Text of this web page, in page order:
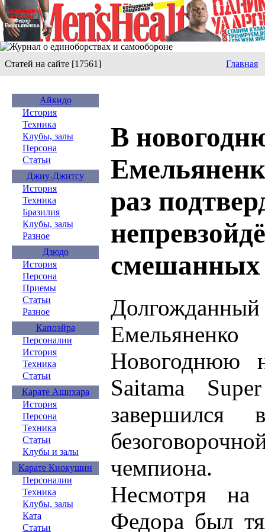
Статей на сайте [17561] Главная
Айкидо
История
Техника
Клубы, залы
Персона
Статьи
Джиу-Джитсу
История
Техника
Бразилия
Клубы, залы
Разное
Дзюдо
История
Персона
Приемы
Статьи
Разное
Капоэйра
Персоналии
История
Техника
Статьи
Карате Ашихара
История
Персона
Техника
Статьи
Клубы и залы
Карате Киокушин
Персоналии
Техника
Клубы, залы
Ката
Статьи
В
раз
смешанных
Новогоднюю
Saitama
завершился
чемпиона.
Несмотря на
Федора был